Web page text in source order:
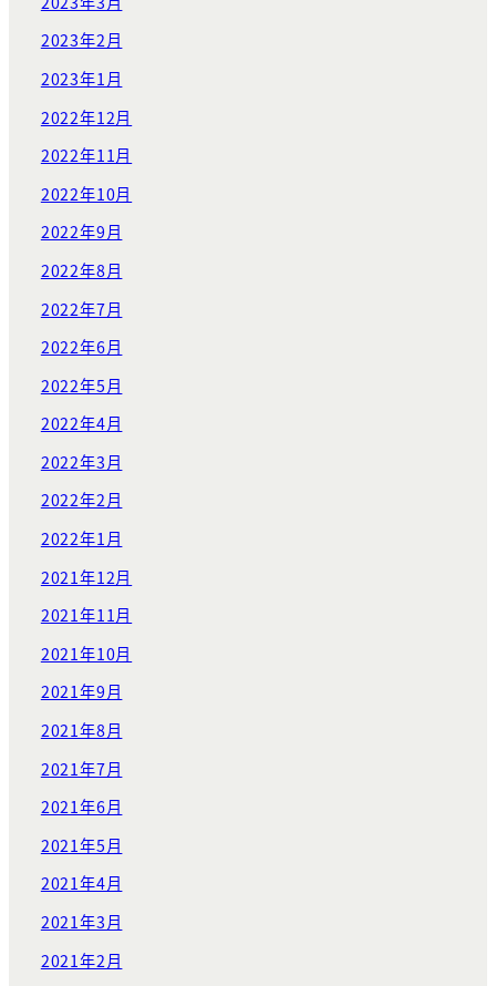
2023年2月
2023年1月
2022年12月
2022年11月
2022年10月
2022年9月
2022年8月
2022年7月
2022年6月
2022年5月
2022年4月
2022年3月
2022年2月
2022年1月
2021年12月
2021年11月
2021年10月
2021年9月
2021年8月
2021年7月
2021年6月
2021年5月
2021年4月
2021年3月
2021年2月